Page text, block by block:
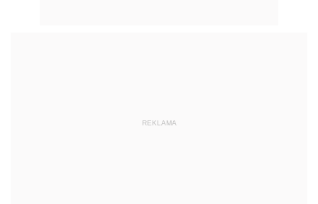
REKLAMA